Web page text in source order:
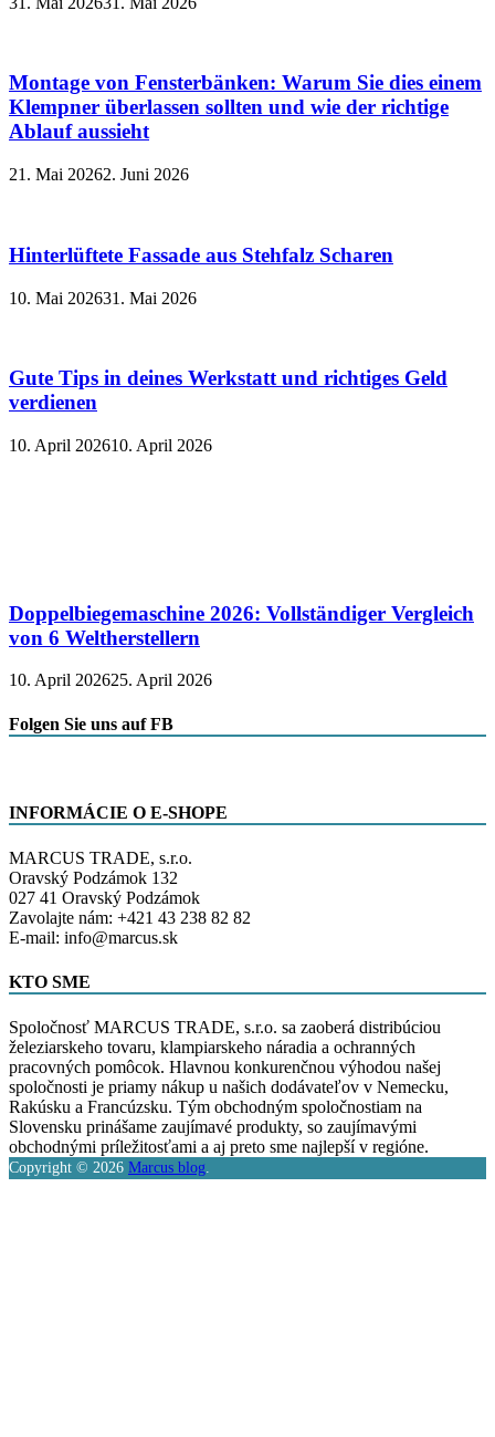
Montage von Fensterbänken: Warum Sie dies einem
Klempner überlassen sollten und wie der richtige
Ablauf aussieht
21. Mai 20262. Juni 2026
Hinterlüftete Fassade aus Stehfalz Scharen
10. Mai 202631. Mai 2026
Gute Tips in deines Werkstatt und richtiges Geld
verdienen
10. April 202610. April 2026
Doppelbiegemaschine 2026: Vollständiger Vergleich
von 6 Weltherstellern
10. April 202625. April 2026
Folgen Sie uns auf FB
INFORMÁCIE O E-SHOPE
MARCUS TRADE, s.r.o.
Oravský Podzámok 132
027 41 Oravský Podzámok
Zavolajte nám: +421 43 238 82 82
E-mail: info@marcus.sk
KTO SME
Spoločnosť MARCUS TRADE, s.r.o. sa zaoberá distribúciou
železiarskeho tovaru, klampiarskeho náradia a ochranných
pracovných pomôcok. Hlavnou konkurenčnou výhodou našej
spoločnosti je priamy nákup u našich dodávateľov v Nemecku,
Rakúsku a Francúzsku. Tým obchodným spoločnostiam na
Slovensku prinášame zaujímavé produkty, so zaujímavými
obchodnými príležitosťami a aj preto sme najlepší v regióne.
Copyright © 2026 Marcus blog